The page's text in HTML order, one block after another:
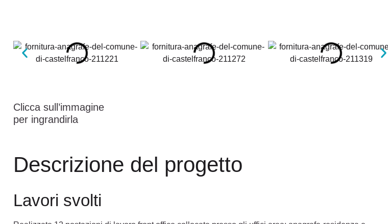
Clicca sull’immagine
per ingrandirla
Descrizione del progetto
Lavori svolti